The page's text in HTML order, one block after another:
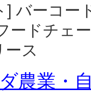
] バーコー
ードチェ
ース
農業・